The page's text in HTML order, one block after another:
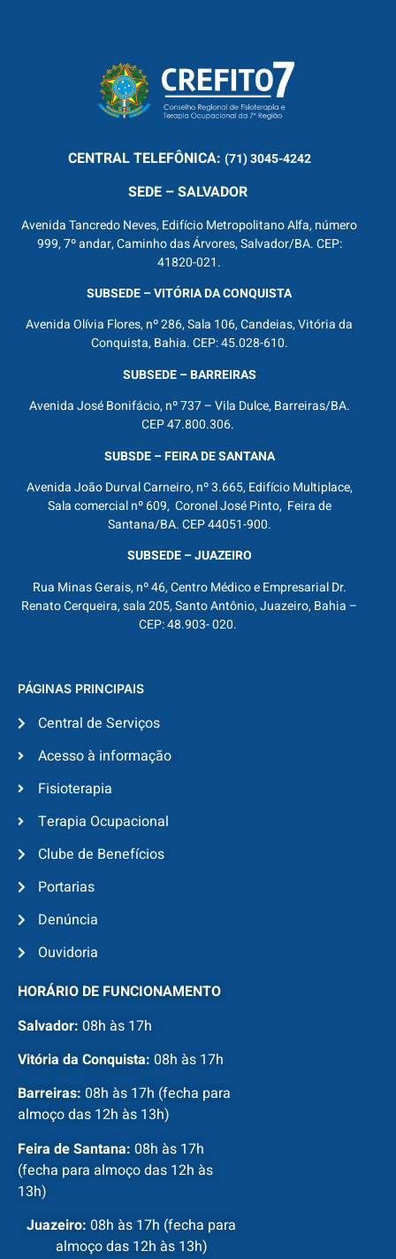
CENTRALTELEFÔNICA: (71) 3045-4242
SEDE – SALVADOR
Avenida Tancredo Neves, Edifício Metropolitano Alfa, número
999, 7º andar, Caminho das Árvores, Salvador/BA. CEP:
41820-021.
SUBSEDE – VITÓRIA DA CONQUISTA
Avenida Olívia Flores, nº 286, Sala 106, Candeias, Vitória da
Conquista, Bahia. CEP: 45.028-610.
SUBSEDE – BARREIRAS
Avenida José Bonifácio, nº 737 – Vila Dulce, Barreiras/BA.
CEP 47.800.306.
SUBSDE – FEIRA DE SANTANA
Avenida João Durval Carneiro, nº 3.665, Edifício Multiplace,
Sala comercial nº 609, Coronel José Pinto, Feira de
Santana/BA. CEP 44051-900.
SUBSEDE – JUAZEIRO
Rua Minas Gerais, nº 46, Centro Médico e Empresarial Dr.
Renato Cerqueira, sala 205, Santo Antônio, Juazeiro, Bahia –
CEP: 48.903- 020.
PÁGINAS PRINCIPAIS
Central de Serviços
Acesso à informação
Fisioterapia
Terapia Ocupacional
Clube de Benefícios
Portarias
Denúncia
Ouvidoria
HORÁRIO DE FUNCIONAMENTO
Salvador: 08h às 17h
Vitória da Conquista: 08h às 17h
Barreiras: 08h às 17h (fecha para
almoço das 12h às 13h)
Feira de Santana: 08h às 17h
(fecha para almoço das 12h às
13h)
Juazeiro: 08h às 17h (fecha para
almoço das 12h às 13h)